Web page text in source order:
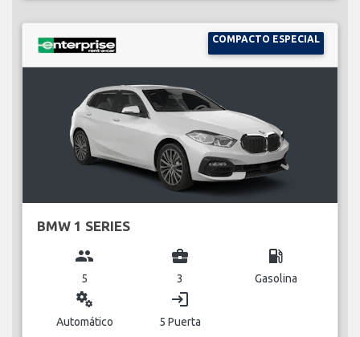
COMPACTO ESPECIAL
BMW 1 SERIES
group
5
business_center
3
local_gas_station
Gasolina
miscellaneous_services
Automático
login
5 Puerta